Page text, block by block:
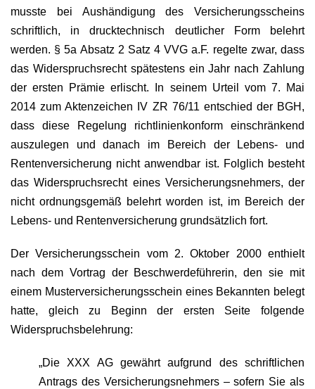
musste bei Aushändigung des Versicherungsscheins
schriftlich, in drucktechnisch deutlicher Form belehrt
werden. § 5a Absatz 2 Satz 4 VVG a.F. regelte zwar, dass
das Widerspruchsrecht spätestens ein Jahr nach Zahlung
der ersten Prämie erlischt. In seinem Urteil vom 7. Mai
2014 zum Aktenzeichen IV ZR 76/11 entschied der BGH,
dass diese Regelung richtlinienkonform einschränkend
auszulegen und danach im Bereich der Lebens- und
Rentenversicherung nicht anwendbar ist. Folglich besteht
das Widerspruchsrecht eines Versicherungsnehmers, der
nicht ordnungsgemäß belehrt worden ist, im Bereich der
Lebens- und Rentenversicherung grundsätzlich fort.
Der Versicherungsschein vom 2. Oktober 2000 enthielt
nach dem Vortrag der Beschwerdeführerin, den sie mit
einem Musterversicherungsschein eines Bekannten belegt
hatte, gleich zu Beginn der ersten Seite folgende
Widerspruchsbelehrung:
„Die XXX AG gewährt aufgrund des schriftlichen
Antrags des Versicherungsnehmers – sofern Sie als